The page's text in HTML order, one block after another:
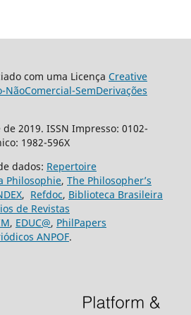
com uma Licença Creative
SemDerivações
de 2019. ISSN Impresso: 0102-
1982-596X
dados: Repertoire
Philosophie, The Philosopher’s
, Refdoc, Biblioteca Brasileira
de Revistas
, EDUC@, PhilPapers
ANPOF.